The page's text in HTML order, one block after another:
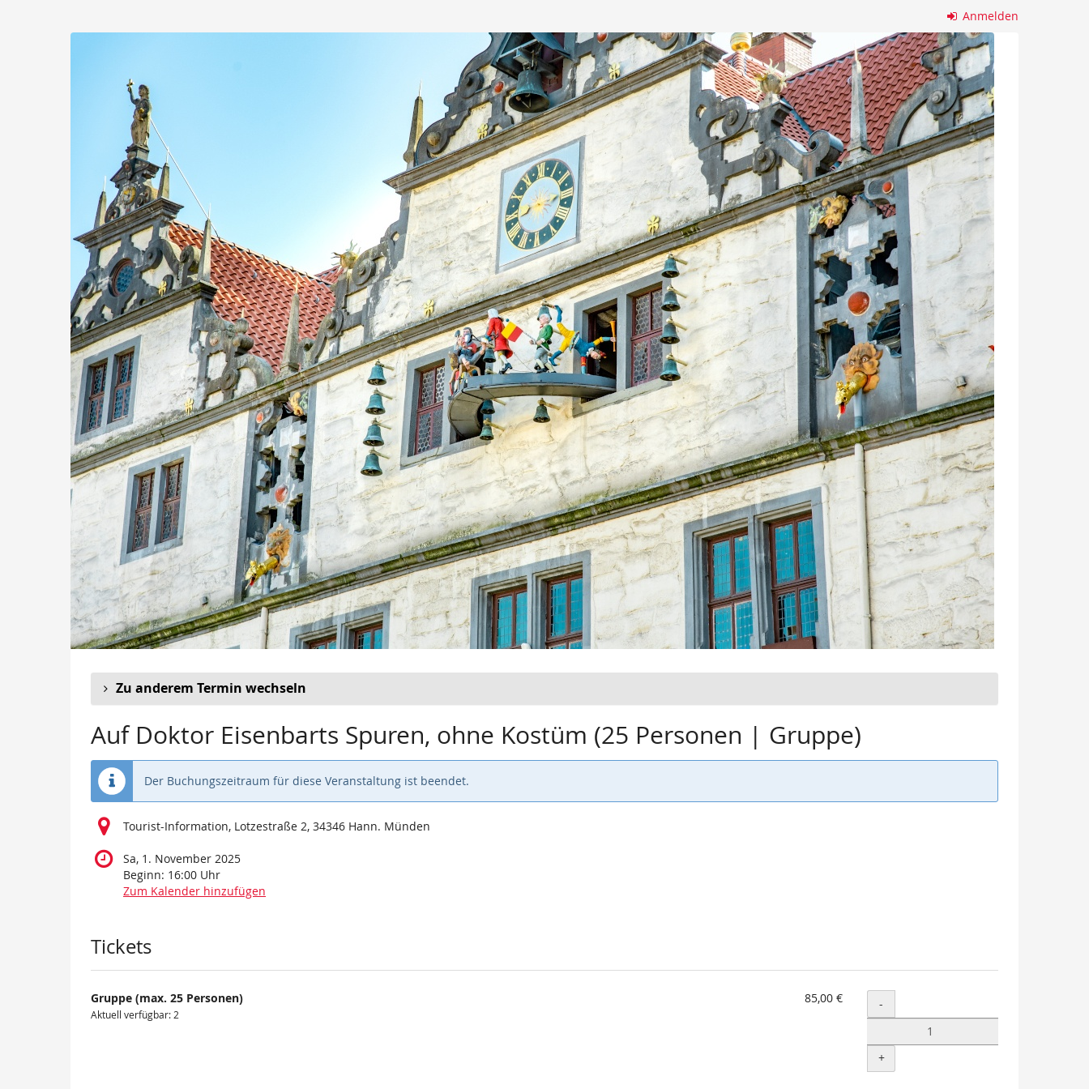
Anmelden
Zu anderem Termin wechseln
Auf Doktor Eisenbarts Spuren, ohne Kostüm (25 Personen | Gruppe)
Der Buchungszeitraum für diese Veranstaltung ist beendet.
Tourist-Information, Lotzestraße 2, 34346 Hann. Münden
Sa, 1. November 2025
Beginn: 16:00 Uhr
Zum Kalender hinzufügen
Produkte
Tickets
Gruppe (max. 25 Personen)
Aktuell verfügbar: 2
85,00 € Menge
-
+